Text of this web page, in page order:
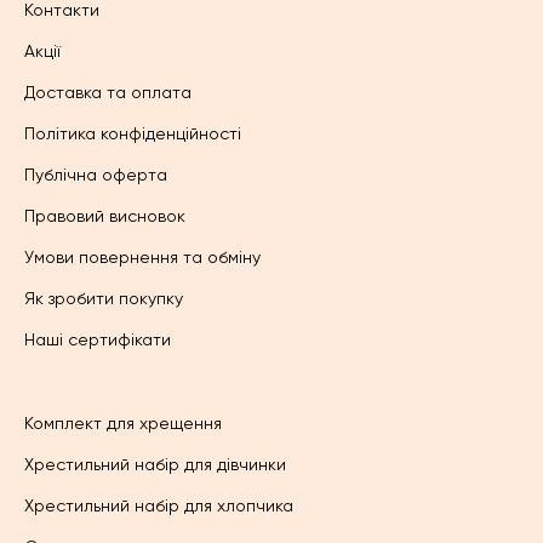
Контакти
Акції
Доставка та оплата
Політика конфіденційності
Публічна оферта
Правовий висновок
Умови повернення та обміну
Як зробити покупку
Наші сертифікати
Комплект для хрещення
Хрестильний набір для дівчинки
Хрестильний набір для хлопчика